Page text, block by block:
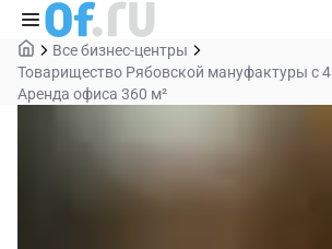
Все бизнес-центры
Товарищество Рябовской мануфактуры с 4
Аренда офиса 360 м²